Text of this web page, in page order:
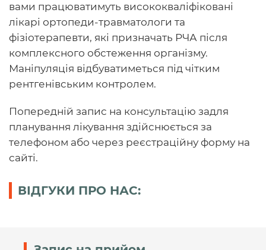
вами працюватимуть висококваліфіковані
лікарі ортопеди-травматологи та
фізіотерапевти, які призначать РЧА після
комплексного обстеження організму.
Маніпуляція відбуватиметься під чітким
рентгенівським контролем.
Попередній запис на консультацію задля
планування лікування здійснюється за
телефоном або через реєстраційну форму на
сайті.
ВІДГУКИ ПРО НАС: